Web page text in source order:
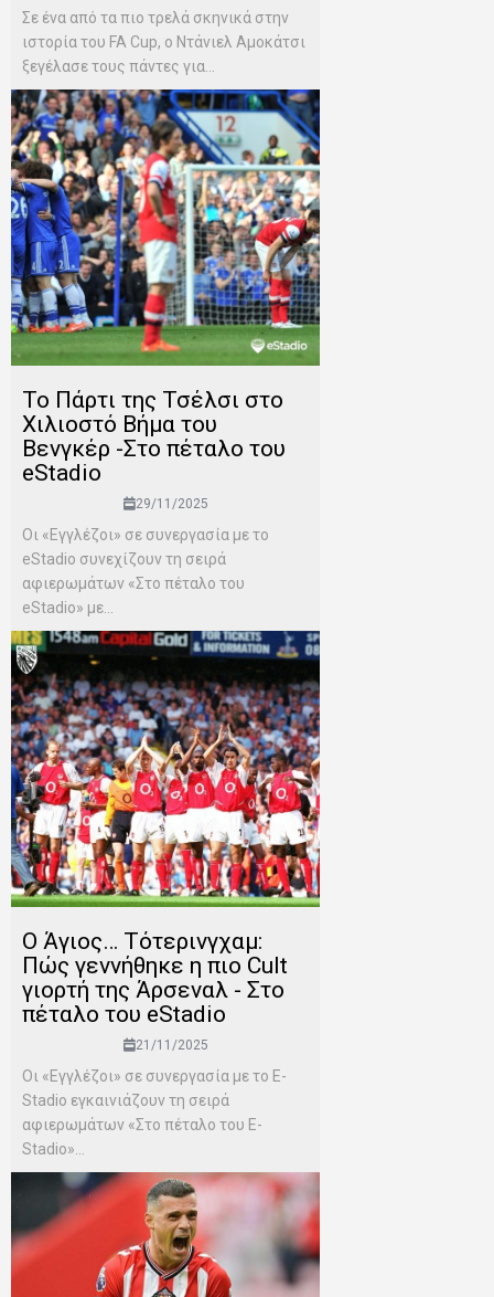
Σε ένα από τα πιο τρελά σκηνικά στην
ιστορία του FA Cup, ο Ντάνιελ Αμοκάτσι
ξεγέλασε τους πάντες για...
To Πάρτι της Τσέλσι στο
Χιλιοστό Βήμα του
Βενγκέρ -Στο πέταλο του
eStadio
29/11/2025
Οι «Εγγλέζοι» σε συνεργασία με το
eStadio συνεχίζουν τη σειρά
αφιερωμάτων «Στο πέταλο του
eStadio» με...
Ο Άγιος… Τότερινγχαμ:
Πώς γεννήθηκε η πιο Cult
γιορτή της Άρσεναλ - Στο
πέταλο του eStadio
21/11/2025
Οι «Εγγλέζοι» σε συνεργασία με το E-
Stadio εγκαινιάζουν τη σειρά
αφιερωμάτων «Στο πέταλο του E-
Stadio»...